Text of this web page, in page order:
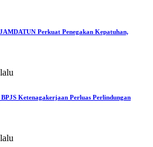
Perkuat Penegakan Kepatuhan,
Ketenagakerjaan Perluas Perlindungan